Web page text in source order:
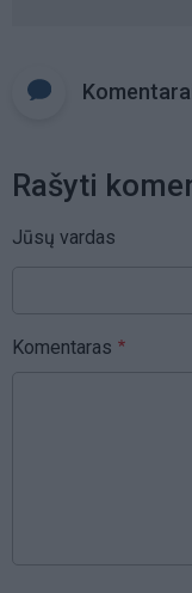
Rašyti
Jūsų vardas
Komentaras